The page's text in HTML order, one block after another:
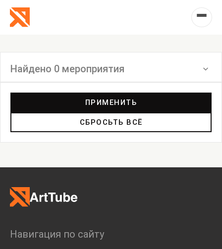
Найдено 0 мероприятия
Мастерские
Дискуссия
Пост-релиз
Маркет
ПРИМЕНИТЬ
СБРОСЬТЬ ВСЁ
Навигация по сайту